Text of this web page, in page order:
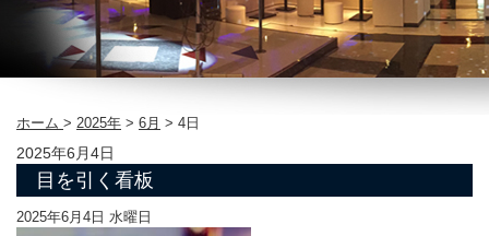
ホーム > 2025年 > 6月 > 4日
2025年6月4日
目を引く看板
2025年6月4日 水曜日